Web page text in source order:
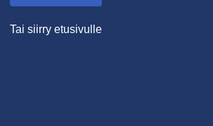
Tai siirry etusivulle